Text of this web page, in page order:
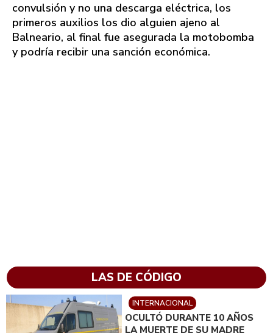
convulsión y no una descarga eléctrica, los
primeros auxilios los dio alguien ajeno al
Balneario, al final fue asegurada la motobomba
y podría recibir una sanción económica.
LAS DE CÓDIGO
INTERNACIONAL
OCULTÓ DURANTE 10 AÑOS
LA MUERTE DE SU MADRE